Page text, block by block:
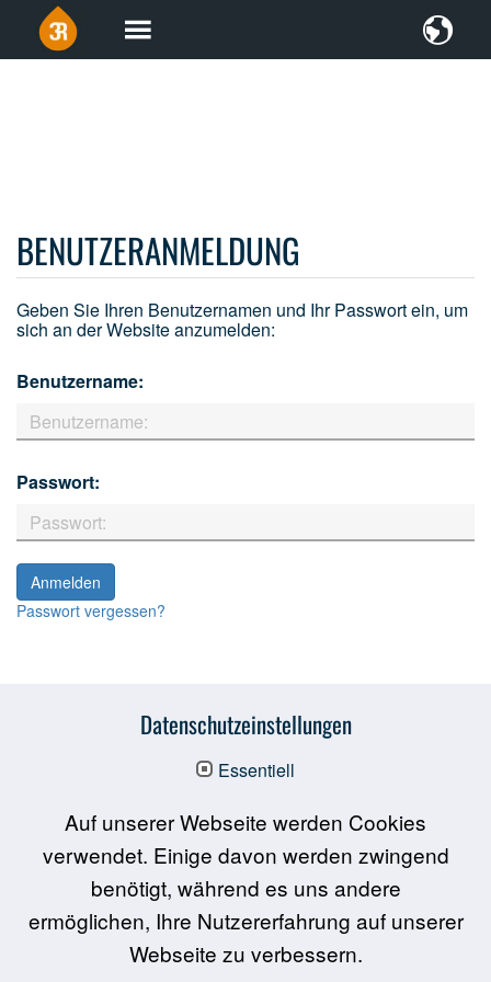
BENUTZERANMELDUNG
Geben Sie Ihren Benutzernamen und Ihr Passwort ein, um
sich an der Website anzumelden:
Benutzername:
Passwort:
Passwort vergessen?
Datenschutzeinstellungen
Essentiell
Auf unserer Webseite werden Cookies
verwendet. Einige davon werden zwingend
benötigt, während es uns andere
ermöglichen, Ihre Nutzererfahrung auf unserer
Webseite zu verbessern.
Über LAS interactive
Förderung & Partner
FAQ